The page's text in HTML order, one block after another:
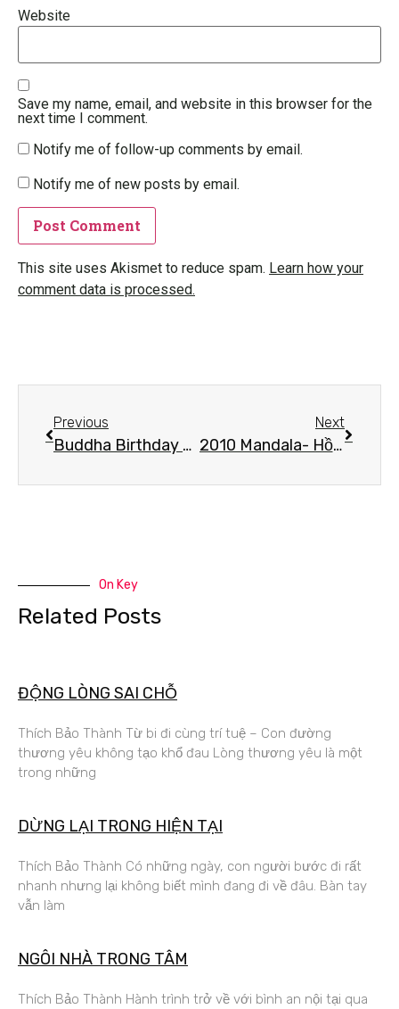
Website
Save my name, email, and website in this browser for the
next time I comment.
Notify me of follow-up comments by email.
Notify me of new posts by email.
This site uses Akismet to reduce spam. Learn how your
comment data is processed.
Previous
Buddha Birthday 2011-Hồi Ký Chùa Xá Lợi- Phật Đản 2011
Next
2010 Mandala- Hồi Ký Chùa Xá Lợi- Hoa Mạn Đà La 2010
On Key
Related Posts
ĐỘNG LÒNG SAI CHỖ
Thích Bảo Thành Từ bi đi cùng trí tuệ – Con đường
thương yêu không tạo khổ đau Lòng thương yêu là một
trong những
DỪNG LẠI TRONG HIỆN TẠI
Thích Bảo Thành Có những ngày, con người bước đi rất
nhanh nhưng lại không biết mình đang đi về đâu. Bàn tay
vẫn làm
NGÔI NHÀ TRONG TÂM
Thích Bảo Thành Hành trình trở về với bình an nội tại qua